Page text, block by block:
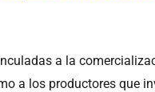
a la
a los productores que